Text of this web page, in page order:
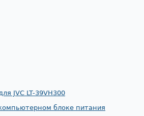
JVC LT-39VH300
блоке питания